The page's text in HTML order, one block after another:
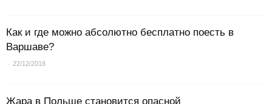
Как и где можно абсолютно бесплатно поесть в
Варшаве?
- 22/12/2018
Жара в Польше становится опасной